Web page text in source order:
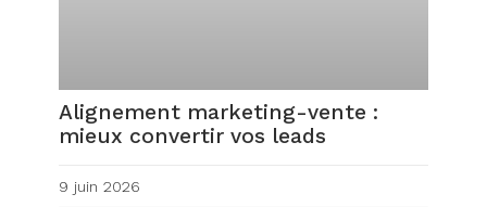
Alignement marketing-vente :
mieux convertir vos leads
9 juin 2026